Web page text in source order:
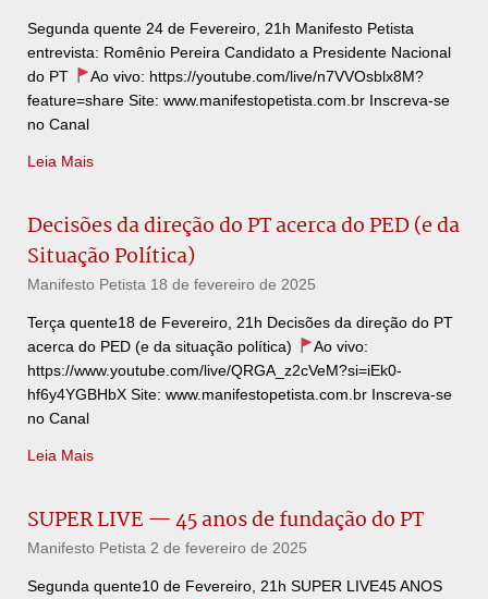
Segunda quente 24 de Fevereiro, 21h Manifesto Petista
entrevista: Romênio Pereira Candidato a Presidente Nacional
do PT
Ao vivo: https://youtube.com/live/n7VVOsblx8M?
feature=share Site: www.manifestopetista.com.br Inscreva-se
no Canal
Leia Mais
Decisões da direção do PT acerca do PED (e da
Situação Política)
Manifesto Petista 18 de fevereiro de 2025
Terça quente18 de Fevereiro, 21h Decisões da direção do PT
acerca do PED (e da situação política)
Ao vivo:
https://www.youtube.com/live/QRGA_z2cVeM?si=iEk0-
hf6y4YGBHbX Site: www.manifestopetista.com.br Inscreva-se
no Canal
Leia Mais
SUPER LIVE — 45 anos de fundação do PT
Manifesto Petista 2 de fevereiro de 2025
Segunda quente10 de Fevereiro, 21h SUPER LIVE45 ANOS